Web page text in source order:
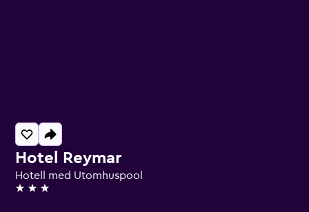
Hotel Reymar
Hotell med Utomhuspool
3 stjärnor